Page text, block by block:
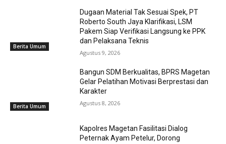
Berita Umum
Dugaan Material Tak Sesuai Spek, PT
Roberto South Jaya Klarifikasi, LSM
Pakem Siap Verifikasi Langsung ke PPK
dan Pelaksana Teknis
Agustus 9, 2026
Berita Umum
Bangun SDM Berkualitas, BPRS Magetan
Gelar Pelatihan Motivasi Berprestasi dan
Karakter
Agustus 8, 2026
Kapolres Magetan Fasilitasi Dialog
Peternak Ayam Petelur, Dorong